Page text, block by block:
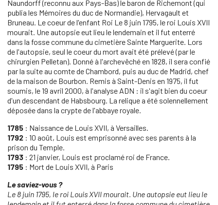
Naundorff (reconnu aux Pays-Bas) le baron de Richemont (qui
publia les Mémoires du duc de Normandie), Hervagault et
Bruneau. Le coeur de l'enfant Roi Le 8 juin 1795, le roi Louis XVII
mourait. Une autopsie eut lieu le lendemain et il fut enterré
dans la fosse commune du cimetière Sainte Marguerite. Lors
de l'autopsie, seul le coeur du mort avait été prélevé (par le
chirurgien Pelletan). Donné à l'archevêché en 1828, il sera confié
par la suite au comte de Chambord, puis au duc de Madrid, chef
de la maison de Bourbon. Remis à Saint-Denis en 1975, il fut
soumis, le 19 avril 2000, à l'analyse ADN : il s'agit bien du coeur
d'un descendant de Habsbourg. La relique a été solennellement
déposée dans la crypte de l'abbaye royale.
1785 : Naissance de Louis XVII, à Versailles.
1792 : 10 août, Louis est emprisonné avec ses parents à la
prison du Temple.
1793 : 21 janvier, Louis est proclamé roi de France.
1795 : Mort de Louis XVII, à Paris
Le saviez-vous ?
Le 8 juin 1795, le roi Louis XVII mourait. Une autopsie eut lieu le